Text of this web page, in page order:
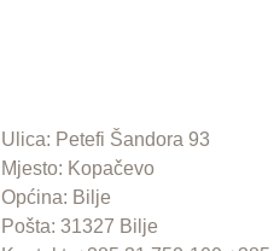
Ulica: Petefi Šandora 93
Mjesto: Kopačevo
Općina: Bilje
Pošta: 31327 Bilje